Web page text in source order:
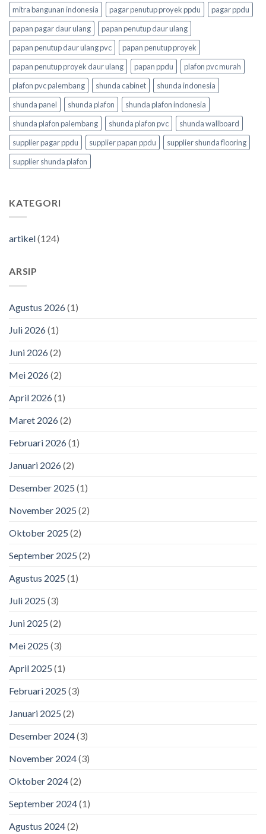
mitra bangunan indonesia pagar penutup proyek ppdu
pagar ppdu
papan pagar daur ulang
papan penutup daur ulang
papan penutup daur ulang pvc
papan penutup proyek
papan penutup proyek daur ulang
papan ppdu
plafon pvc murah
plafon pvc palembang
shunda cabinet
shunda indonesia
shunda panel
shunda plafon
shunda plafon indonesia
shunda plafon palembang
shunda plafon pvc
shunda wallboard
supplier pagar ppdu
supplier papan ppdu
supplier shunda flooring
supplier shunda plafon
KATEGORI
artikel(124)
ARSIP
Agustus 2026(1)
Juli 2026(1)
Juni 2026(2)
Mei 2026(2)
April 2026(1)
Maret 2026(2)
Februari 2026(1)
Januari 2026(2)
Desember 2025 (1)
November 2025 (2)
Oktober 2025 (2)
September 2025 (2)
Agustus 2025 (1)
Juli 2025 (3)
Juni 2025 (2)
Mei 2025 (3)
April 2025 (1)
Februari 2025 (3)
Januari 2025 (2)
Desember 2024(3)
November 2024(3)
Oktober 2024(2)
September 2024(1)
Agustus 2024(2)